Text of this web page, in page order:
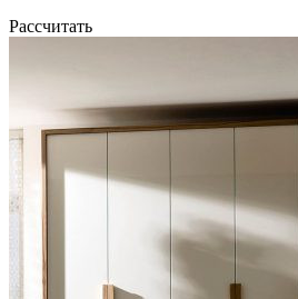
Рассчитать